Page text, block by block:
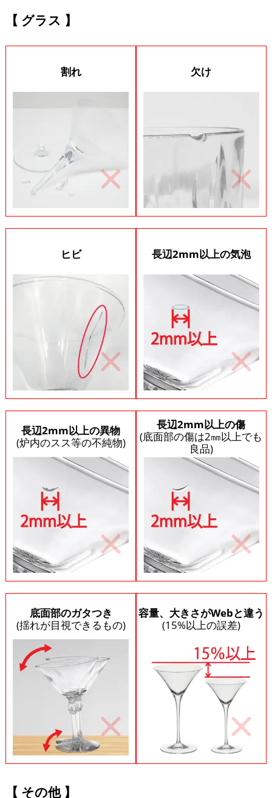
グラス
割れ 欠け
ヒビ 長辺2mm以上の気泡
長辺2mm以上の異物
(炉内のスス等の不純物)
長辺2mm以上の傷
(底面部の傷は2㎜以上でも
良品)
底面部のガタつき
(揺れが目視できるもの)
容量、大きさがWebと違う
(15%以上の誤差)
その他